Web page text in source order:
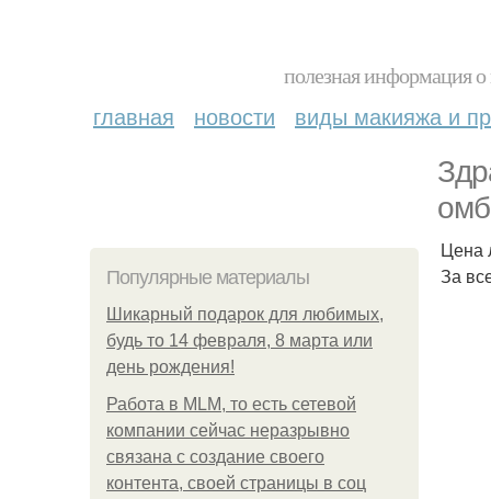
полезная информация
главная новости виды макияжа и
Популярные материалы
Шикарный подарок для любимых,
будь то 14 февраля, 8 марта или
день рождения!
Работа в MLM, то есть сетевой
компании сейчас неразрывно
связана с создание своего
контента, своей страницы в соц
Цена
За